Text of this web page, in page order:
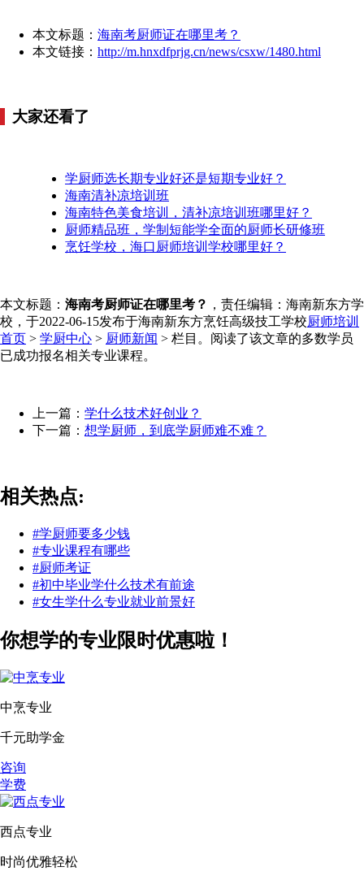
本文标题： 海南考厨师证在哪里考？
本文链接： http://m.hnxdfprjg.cn/news/csxw/1480.html
大家还看了
学厨师选长期专业好还是短期专业好？
海南清补凉培训班
海南特色美食培训，清补凉培训班哪里好？
厨师精品班，学制短能学全面的厨师长研修班
烹饪学校，海口厨师培训学校哪里好？
本文标题： 海南考厨师证在哪里考？ ，责任编辑：海南新东方学
校，于2022-06-15发布于海南新东方烹饪高级技工学校厨师培训
首页 > 学厨中心 > 厨师新闻 > 栏目。阅读了该文章的多数学员
已成功报名相关专业课程。
上一篇： 学什么技术好创业？
下一篇： 想学厨师，到底学厨师难不难？
相关热点:
#学厨师要多少钱
#专业课程有哪些
#厨师考证
#初中毕业学什么技术有前途
#女生学什么专业就业前景好
你想学的专业限时优惠啦！
中烹专业
千元助学金
咨询
学费
西点专业
时尚优雅轻松